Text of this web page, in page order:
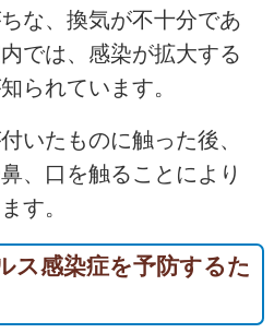
な、換気が不十分であ
では、感染が拡大する
られています。
いたものに触った後、
、口を触ることにより
す。
ス感染症を予防するた